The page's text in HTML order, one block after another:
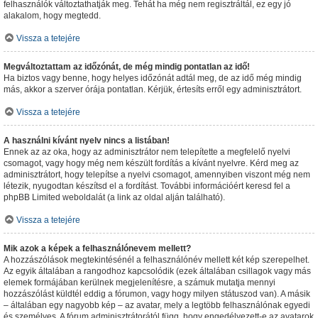
felhasználók változtathatják meg. Tehát ha még nem regisztráltál, ez egy jó
alakalom, hogy megtedd.
Vissza a tetejére
Megváltoztattam az időzónát, de még mindig pontatlan az idő!
Ha biztos vagy benne, hogy helyes időzónát adtál meg, de az idő még mindig
más, akkor a szerver órája pontatlan. Kérjük, értesíts erről egy adminisztrátort.
Vissza a tetejére
A használni kívánt nyelv nincs a listában!
Ennek az az oka, hogy az adminisztrátor nem telepítette a megfelelő nyelvi
csomagot, vagy hogy még nem készült fordítás a kívánt nyelvre. Kérd meg az
adminisztrátort, hogy telepítse a nyelvi csomagot, amennyiben viszont még nem
létezik, nyugodtan készítsd el a fordítást. További információért keresd fel a
phpBB Limited weboldalát (a link az oldal alján található).
Vissza a tetejére
Mik azok a képek a felhasználónevem mellett?
A hozzászólások megtekintésénél a felhasználónév mellett két kép szerepelhet.
Az egyik általában a rangodhoz kapcsolódik (ezek általában csillagok vagy más
elemek formájában kerülnek megjelenítésre, a számuk mutatja mennyi
hozzászólást küldtél eddig a fórumon, vagy hogy milyen státuszod van). A másik
– általában egy nagyobb kép – az avatar, mely a legtöbb felhasználónak egyedi